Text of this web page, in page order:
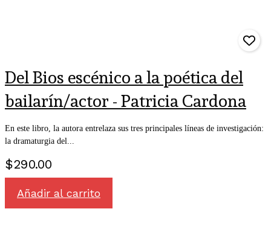
Del Bios escénico a la poética del
bailarín/actor - Patricia Cardona
En este libro, la autora entrelaza sus tres principales líneas de investigación:
la dramaturgia del...
$290.00
Añadir al carrito